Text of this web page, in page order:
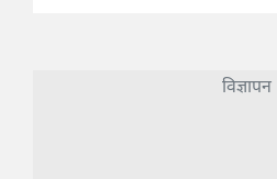
विज्ञापन